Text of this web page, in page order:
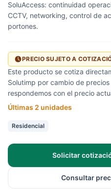
SoluAccess: continuidad
CCTV, networking, control de
portones.
PRECIO SUJETO A
Este producto se cotiza
Solutimp por cambio de
respondemos con el precio
Últimas 2 unidades
Residencial
Solicitar
Consultar